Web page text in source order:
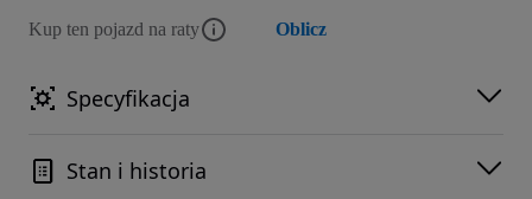
Kup ten pojazd na raty Oblicz
Specyfikacja
Stan i historia